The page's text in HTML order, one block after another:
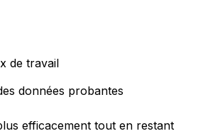
de travail
données probantes
efficacement tout en restant